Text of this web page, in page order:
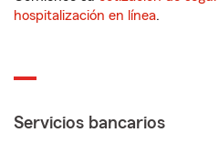
hospitalización en línea.
Servicios bancarios